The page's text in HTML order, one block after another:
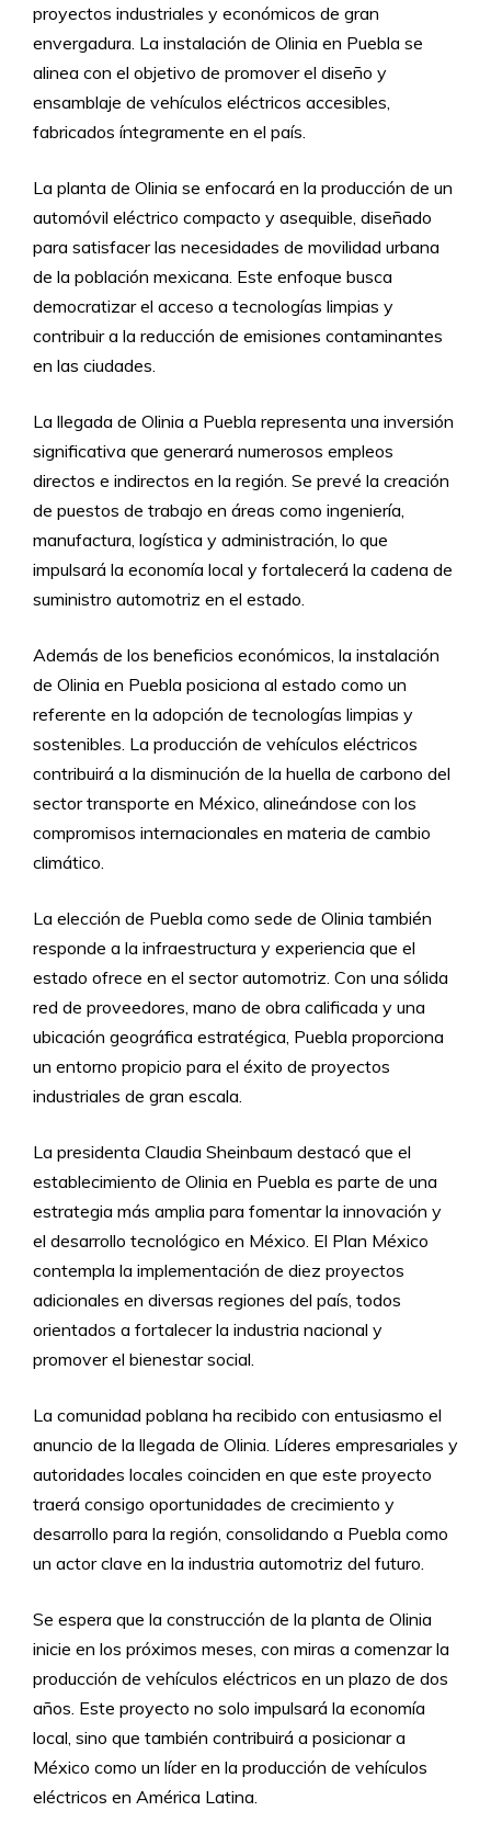
proyectos industriales y económicos de gran
envergadura. La instalación de Olinia en Puebla se
alinea con el objetivo de promover el diseño y
ensamblaje de vehículos eléctricos accesibles,
fabricados íntegramente en el país.
La planta de Olinia se enfocará en la producción de un
automóvil eléctrico compacto y asequible, diseñado
para satisfacer las necesidades de movilidad urbana
de la población mexicana. Este enfoque busca
democratizar el acceso a tecnologías limpias y
contribuir a la reducción de emisiones contaminantes
en las ciudades.
La llegada de Olinia a Puebla representa una inversión
significativa que generará numerosos empleos
directos e indirectos en la región. Se prevé la creación
de puestos de trabajo en áreas como ingeniería,
manufactura, logística y administración, lo que
impulsará la economía local y fortalecerá la cadena de
suministro automotriz en el estado.
Además de los beneficios económicos, la instalación
de Olinia en Puebla posiciona al estado como un
referente en la adopción de tecnologías limpias y
sostenibles. La producción de vehículos eléctricos
contribuirá a la disminución de la huella de carbono del
sector transporte en México, alineándose con los
compromisos internacionales en materia de cambio
climático.
La elección de Puebla como sede de Olinia también
responde a la infraestructura y experiencia que el
estado ofrece en el sector automotriz. Con una sólida
red de proveedores, mano de obra calificada y una
ubicación geográfica estratégica, Puebla proporciona
un entorno propicio para el éxito de proyectos
industriales de gran escala.
La presidenta Claudia Sheinbaum destacó que el
establecimiento de Olinia en Puebla es parte de una
estrategia más amplia para fomentar la innovación y
el desarrollo tecnológico en México. El Plan México
contempla la implementación de diez proyectos
adicionales en diversas regiones del país, todos
orientados a fortalecer la industria nacional y
promover el bienestar social.
La comunidad poblana ha recibido con entusiasmo el
anuncio de la llegada de Olinia. Líderes empresariales y
autoridades locales coinciden en que este proyecto
traerá consigo oportunidades de crecimiento y
desarrollo para la región, consolidando a Puebla como
un actor clave en la industria automotriz del futuro.
Se espera que la construcción de la planta de Olinia
inicie en los próximos meses, con miras a comenzar la
producción de vehículos eléctricos en un plazo de dos
años. Este proyecto no solo impulsará la economía
local, sino que también contribuirá a posicionar a
México como un líder en la producción de vehículos
eléctricos en América Latina.